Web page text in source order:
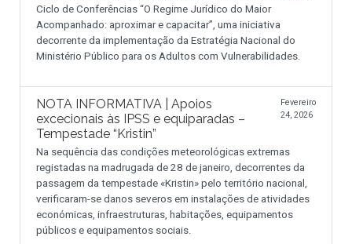
Ciclo de Conferências “O Regime Jurídico do Maior
Acompanhado: aproximar e capacitar”, uma iniciativa
decorrente da implementação da Estratégia Nacional do
Ministério Público para os Adultos com Vulnerabilidades.
NOTA INFORMATIVA | Apoios
excecionais às IPSS e equiparadas –
Tempestade “Kristin”
Fevereiro
24, 2026
Na sequência das condições meteorológicas extremas
registadas na madrugada de 28 de janeiro, decorrentes da
passagem da tempestade «Kristin» pelo território nacional,
verificaram-se danos severos em instalações de atividades
económicas, infraestruturas, habitações, equipamentos
públicos e equipamentos sociais.